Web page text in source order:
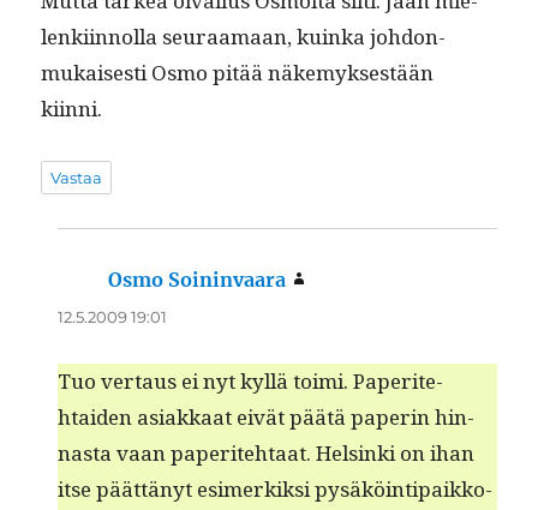
lenki­in­nol­la seu­raa­maan, kuin­ka johdon­
mukaises­ti Osmo pitää näke­myk­ses­tään
kiinni.
Vastaa
Osmo Soininvaara
12.5.2009 19:01
Tuo ver­taus ei nyt kyl­lä toi­mi. Paperite­
htaiden asi­akkaat eivät päätä paperin hin­
nas­ta vaan paperite­htaat. Helsin­ki on ihan
itse päät­tänyt esimerkik­si pysäköin­tipaikko­